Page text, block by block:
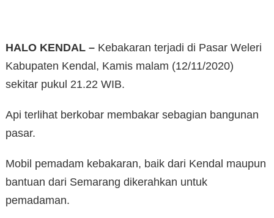
HALO KENDAL – Kebakaran terjadi di Pasar Weleri
Kabupaten Kendal, Kamis malam (12/11/2020)
sekitar pukul 21.22 WIB.
Api terlihat berkobar membakar sebagian bangunan
pasar.
Mobil pemadam kebakaran, baik dari Kendal maupun
bantuan dari Semarang dikerahkan untuk
pemadaman.